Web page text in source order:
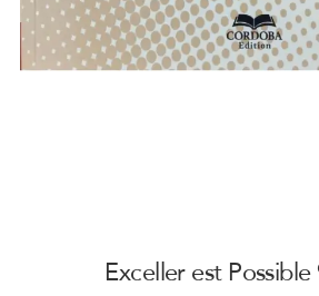
Exceller est